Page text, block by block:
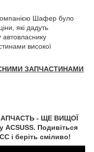
Шафер було
які дадуть
автовласнику
високої
ЗАПЧАСТИНАМИ
- ЩЕ ВИЩОЇ
ACSUSS. Подивіться
і беріть сміливо!